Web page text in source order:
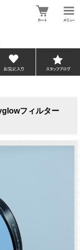
フィルター